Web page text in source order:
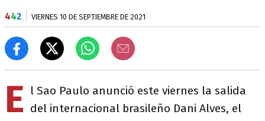
442 VIERNES 10 DE SEPTIEMBRE DE 2021
E
l Sao Paulo anunció este viernes la salida
del internacional brasileño Dani Alves, el